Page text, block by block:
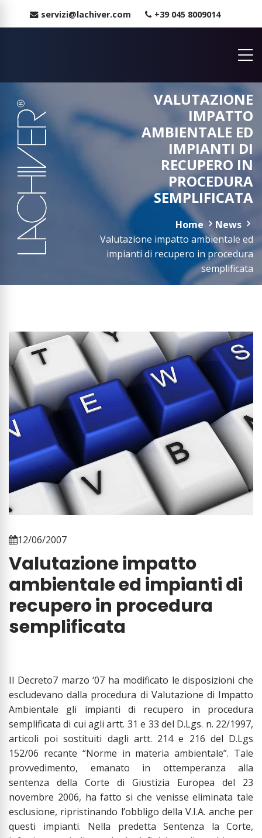
servizi@lachiver.com +39 045 8009014
VALUTAZIONE
IMPATTO
AMBIENTALE ED
IMPIANTI DI
RECUPERO IN
PROCEDURA
SEMPLIFICATA
Home
News
Valutazione impatto ambientale ed
impianti di recupero in procedura
semplificata
12/06/2007
Valutazione impatto
ambientale ed impianti di
recupero in procedura
semplificata
Il Decreto7 marzo ‘07 ha modificato le disposizioni che
escludevano dalla procedura di Valutazione di Impatto
Ambientale gli impianti di recupero in procedura
semplificata di cui agli artt. 31 e 33 del D.Lgs. n. 22/1997,
articoli poi sostituiti dagli artt. 214 e 216 del D.Lgs
152/06 recante “Norme in materia ambientale”. Tale
provvedimento, emanato in ottemperanza alla
sentenza della Corte di Giustizia Europea del 23
novembre 2006, ha fatto si che venisse eliminata tale
esclusione, ripristinando l’obbligo della V.I.A. anche per
questi impianti. Nella predetta Sentenza la Corte,